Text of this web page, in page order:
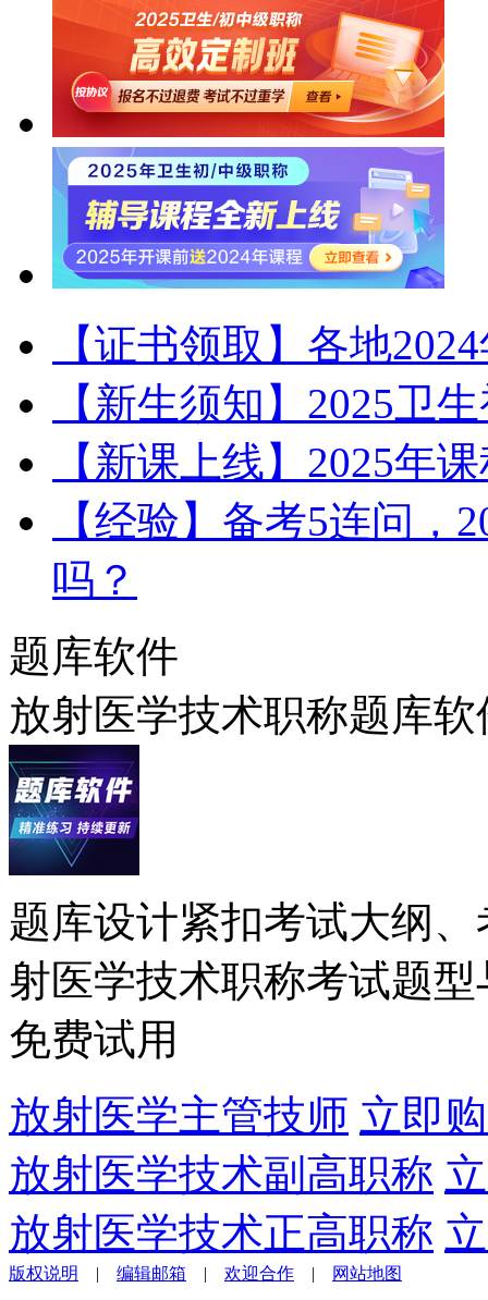
【证书领取】各地
【新生须知】2025卫
【新课上线】2025年
【经验】备考5连问，
吗？
题库软件
放射医学技术职称题库
题库设计紧扣考试大纲
射医学技术职称考试题
免费试用
放射医学主管技师 立即
放射医学技术副高职称
放射医学技术正高职称
版权说明 | 编辑邮箱 | 欢迎合作 | 网站地图